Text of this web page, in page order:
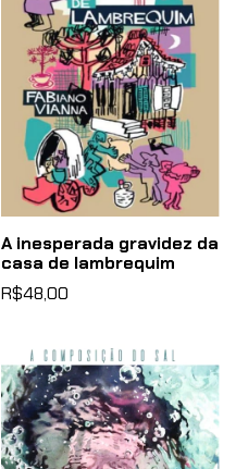
A inesperada gravidez da
casa de lambrequim
R$48,00